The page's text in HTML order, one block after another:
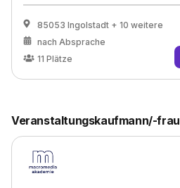
85053 Ingolstadt + 10 weitere
nach Absprache
11 Plätze
Veranstaltungskaufmann/-frau